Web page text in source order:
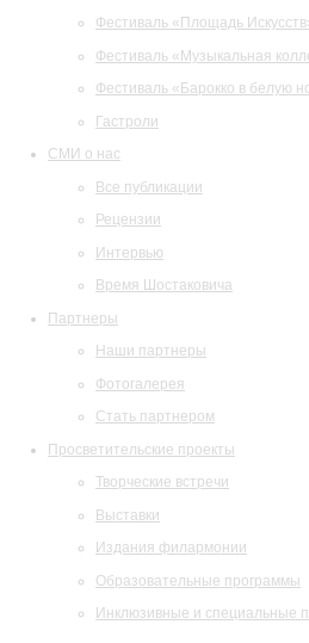
Фестиваль «Площадь
Фестиваль «Музыкальная
Фестиваль «Барокко в белую
Гастроли
СМИ о нас
Все публикации
Рецензии
Интервью
Время Шостаковича
Партнеры
Наши партнеры
Фотогалерея
Стать партнером
Просветительские проекты
Творческие встречи
Выставки
Издания филармонии
Образовательные программы
Инклюзивные и специальные